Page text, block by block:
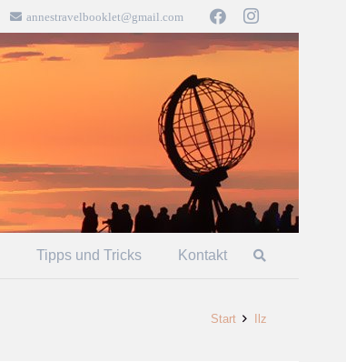
annestravelbooklet@gmail.com
Tipps und Tricks Kontakt
Start Ilz